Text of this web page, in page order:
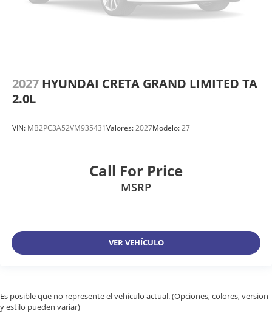
2027 HYUNDAI CRETA GRAND LIMITED TA
2.0L
VIN: MB2PC3A52VM935431Valores:2027Modelo:27
Call For Price
MSRP
VER VEHÍCULO
Es posible que no represente el vehiculo actual. (Opciones, colores, version
y estilo pueden variar)